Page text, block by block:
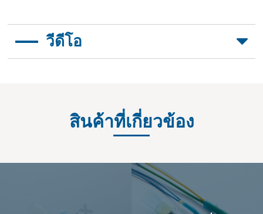
วีดีโอ
Butt Splice
สินค้าที่เกี่ยวข้อง